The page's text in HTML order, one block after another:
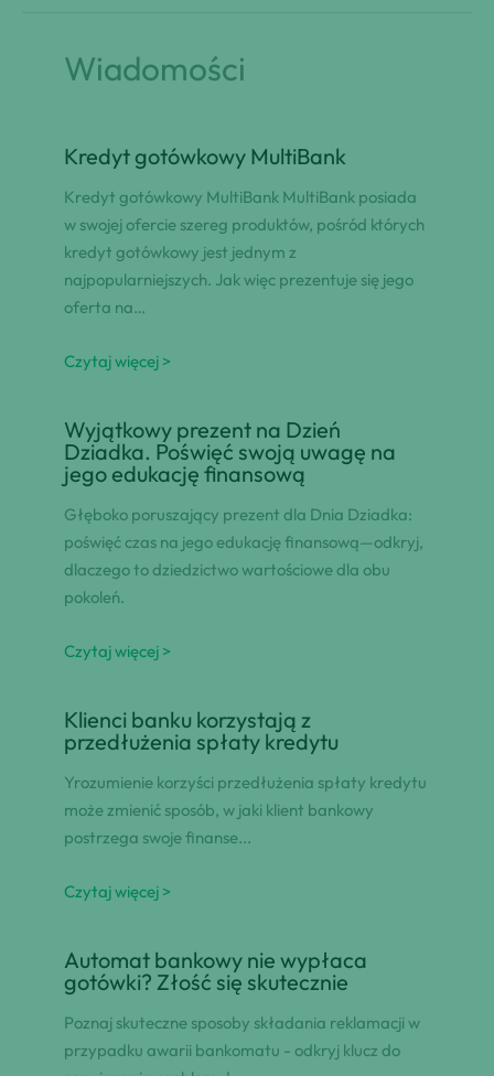
Wiadomości
Kredyt gotówkowy MultiBank
Kredyt gotówkowy MultiBank MultiBank posiada
w swojej ofercie szereg produktów, pośród których
kredyt gotówkowy jest jednym z
najpopularniejszych. Jak więc prezentuje się jego
oferta na…
Czytaj więcej >
Wyjątkowy prezent na Dzień
Dziadka. Poświęć swoją uwagę na
jego edukację finansową
Głęboko poruszający prezent dla Dnia Dziadka:
poświęć czas na jego edukację finansową—odkryj,
dlaczego to dziedzictwo wartościowe dla obu
pokoleń.
Czytaj więcej >
Klienci banku korzystają z
przedłużenia spłaty kredytu
Yrozumienie korzyści przedłużenia spłaty kredytu
może zmienić sposób, w jaki klient bankowy
postrzega swoje finanse...
Czytaj więcej >
Automat bankowy nie wypłaca
gotówki? Złość się skutecznie
Poznaj skuteczne sposoby składania reklamacji w
przypadku awarii bankomatu - odkryj klucz do